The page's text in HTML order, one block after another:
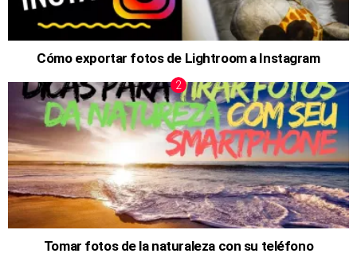
Cómo exportar fotos de Lightroom a Instagram
Tomar fotos de la naturaleza con su teléfono